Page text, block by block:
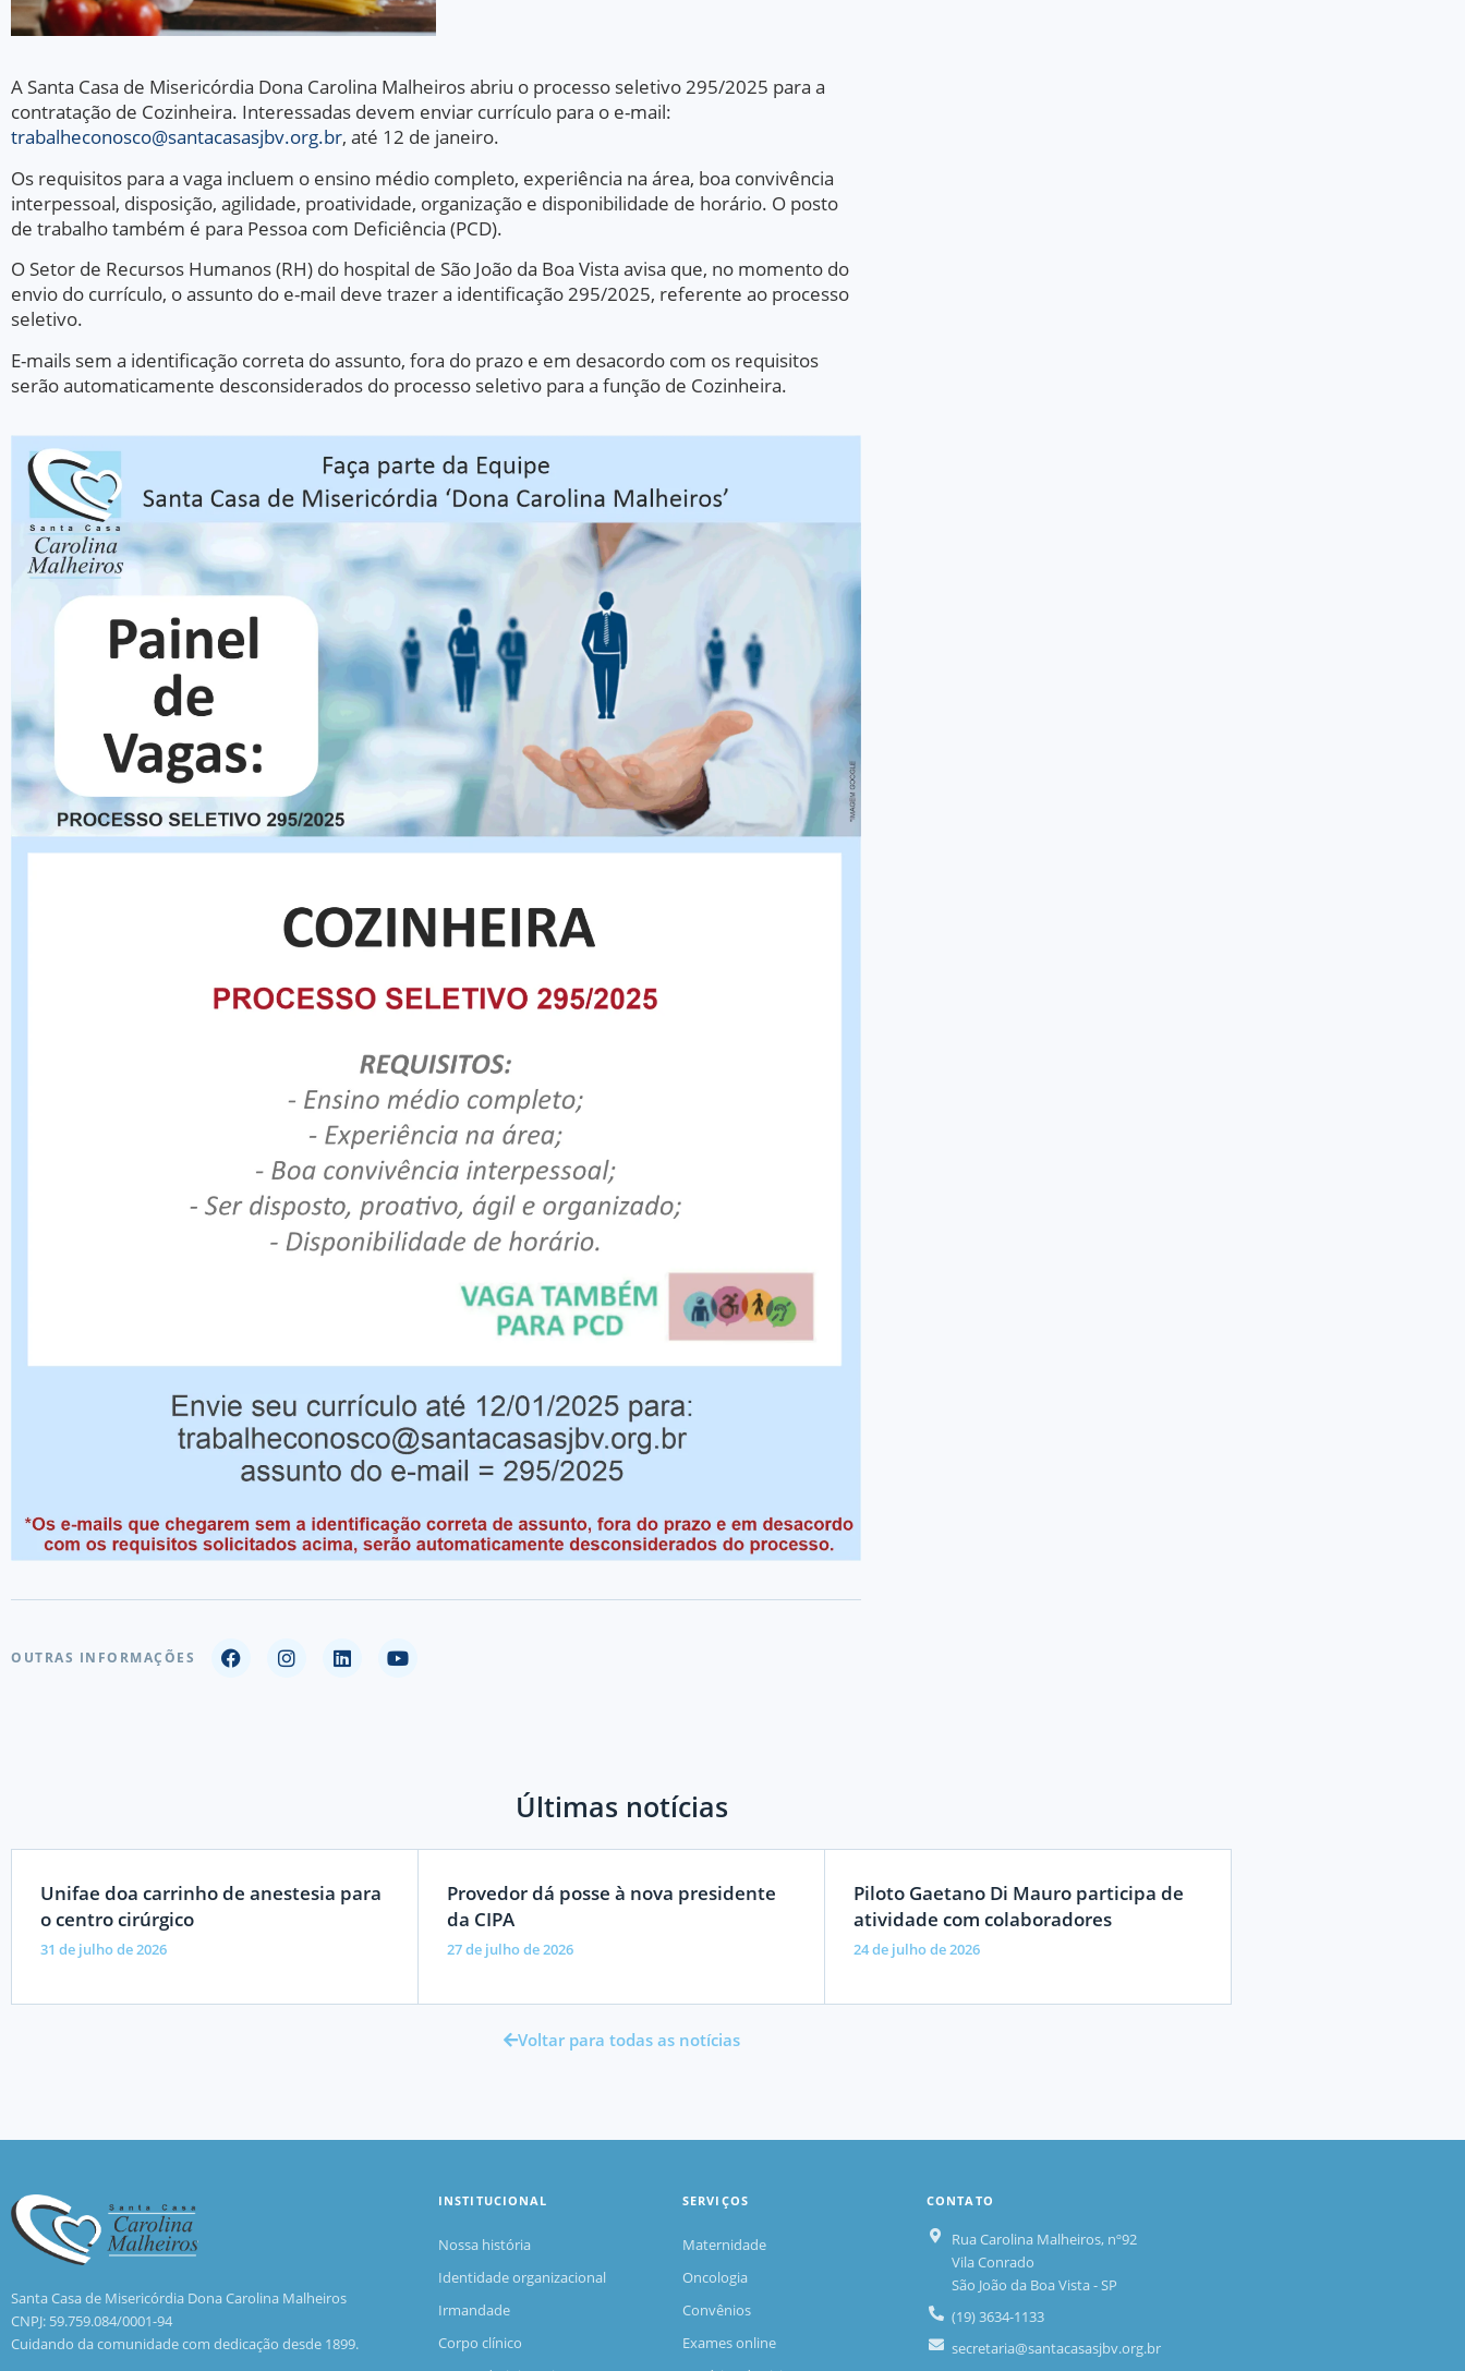
A Santa Casa de Misericórdia Dona Carolina Malheiros abriu o processo seletivo 295/2025 para a
contratação de Cozinheira. Interessadas devem enviar currículo para o e-mail:
trabalheconosco@santacasasjbv.org.br, até 12 de janeiro.
Os requisitos para a vaga incluem o ensino médio completo, experiência na área, boa convivência
interpessoal, disposição, agilidade, proatividade, organização e disponibilidade de horário. O posto
de trabalho também é para Pessoa com Deficiência (PCD).
O Setor de Recursos Humanos (RH) do hospital de São João da Boa Vista avisa que, no momento do
envio do currículo, o assunto do e-mail deve trazer a identificação 295/2025, referente ao processo
seletivo.
E-mails sem a identificação correta do assunto, fora do prazo e em desacordo com os requisitos
serão automaticamente desconsiderados do processo seletivo para a função de Cozinheira.
OUTRAS INFORMAÇÕES
Últimas notícias
Unifae doa carrinho de anestesia para
o centro cirúrgico
31 de julho de 2026
Provedor dá posse à nova presidente
da CIPA
27 de julho de 2026
Piloto Gaetano Di Mauro participa de
atividade com colaboradores
24 de julho de 2026
Voltar para todas as notícias
Santa Casa de Misericórdia Dona Carolina Malheiros
CNPJ: 59.759.084/0001-94
Cuidando da comunidade com dedicação desde 1899.
INSTITUCIONAL
Nossa história
Identidade organizacional
Irmandade
Corpo clínico
SERVIÇOS
Maternidade
Oncologia
Convênios
Exames online
CONTATO
Rua Carolina Malheiros, nº92
Vila Conrado
São João da Boa Vista - SP
(19) 3634-1133
secretaria@santacasasjbv.org.br